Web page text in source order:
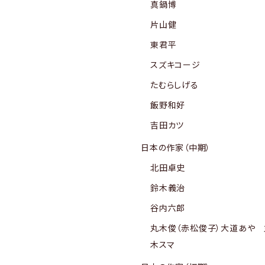
真鍋博
片山健
東君平
スズキコージ
たむらしげる
飯野和好
吉田カツ
日本の作家（中期）
北田卓史
鈴木義治
谷内六郎
丸木俊（赤松俊子）大道あや
木スマ